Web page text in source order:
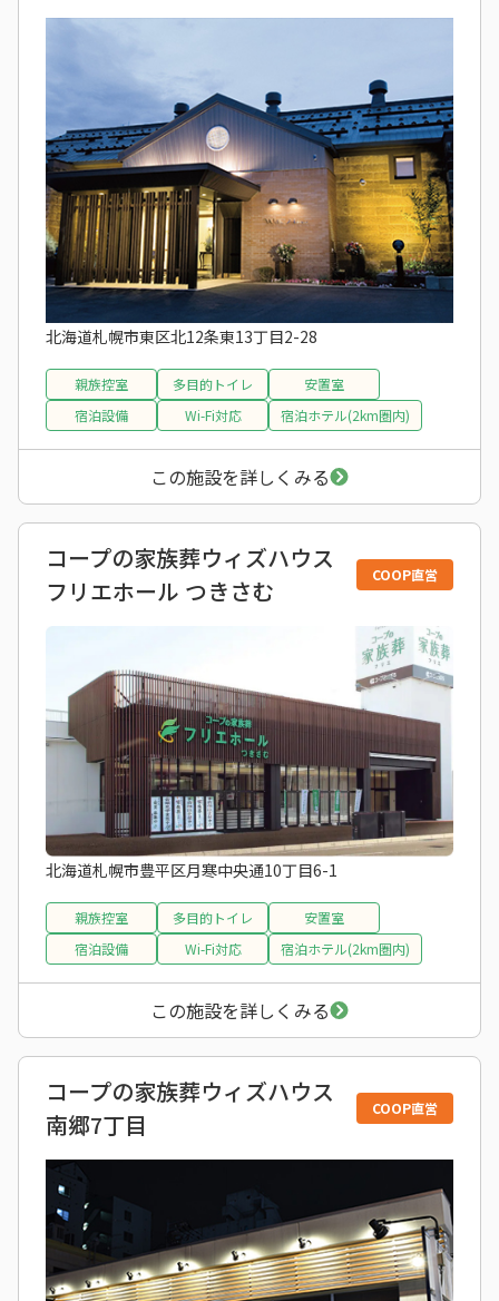
北海道札幌市東区北12条東13丁目2-28
親族控室 多目的トイレ
安置室
宿泊設備
Wi-Fi対応 宿泊ホテル(2km圏内)
この施設を詳しくみる
コープの家族葬ウィズハウス
フリエホール つきさむ
COOP直営
北海道札幌市豊平区月寒中央通10丁目6-1
親族控室 多目的トイレ
安置室
宿泊設備
Wi-Fi対応 宿泊ホテル(2km圏内)
この施設を詳しくみる
コープの家族葬ウィズハウス
南郷7丁目
COOP直営